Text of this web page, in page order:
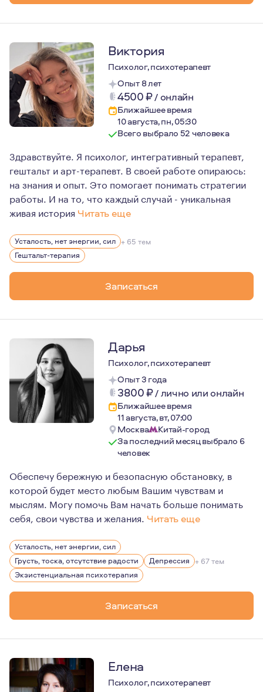
Виктория
Психолог, психотерапевт
Опыт 8 лет
4500₽/ онлайн
Ближайшее время
10 августа, пн, 05:30
Всего выбрало 52 человека
Здравствуйте. Я психолог, интегративный терапевт,
гештальт и арт-терапевт. В своей работе опираюсь:
на знания и опыт. Это помогает понимать стратегии
работы. И на то, что каждый случай - уникальная
живая история Читать еще
Мои ценности - это внутренняя свобода, честность
И да: юмор - важный помощник по жизни ;)
Я - мама дочи-подростка.
3,5 года в эмиграции.
Усталость, нет энергии, сил + 65 тем
Гештальт-терапия
Записаться
Дарья
Психолог, психотерапевт
Опыт 3 года
3800₽/лично или онлайн
Ближайшее время
11 августа, вт, 07:00
Москва
Китай-город
За последний месяц выбрало 6
человек
Обеспечу бережную и безопасную обстановку, в
которой будет место любым Вашим чувствам и
мыслям. Могу помочь Вам начать больше понимать
себя, свои чувства и желания. Читать еще
Главная ценность, которой я руководствуюсь в
Регулярно прохожу личную терапию и супервизию,
Усталость, нет энергии, сил
Грусть, тоска, отсутствие радости
Депрессия + 67 тем
Экзистенциальная психотерапия
Записаться
Елена
Психолог, психотерапевт